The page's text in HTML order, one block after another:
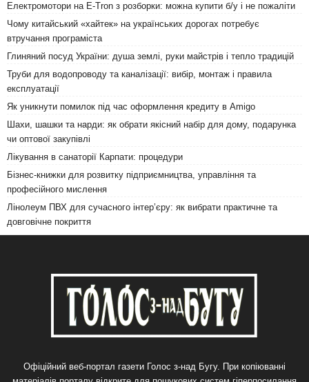
Електромотори на E-Tron з розборки: можна купити б/у і не пожаліти
Чому китайський «хайтек» на українських дорогах потребує
втручання програміста
Глиняний посуд України: душа землі, руки майстрів і тепло традицій
Труби для водопроводу та каналізації: вибір, монтаж і правила
експлуатації
Як уникнути помилок під час оформлення кредиту в Amigo
Шахи, шашки та нарди: як обрати якісний набір для дому, подарунка
чи оптової закупівлі
Лікування в санаторії Карпати: процедури
Бізнес-книжки для розвитку підприємництва, управління та
професійного мислення
Лінолеум ПВХ для сучасного інтер’єру: як вибрати практичне та
довговічне покриття
Офіційний веб-портал газети Голос з-над Бугу. При копіюванні